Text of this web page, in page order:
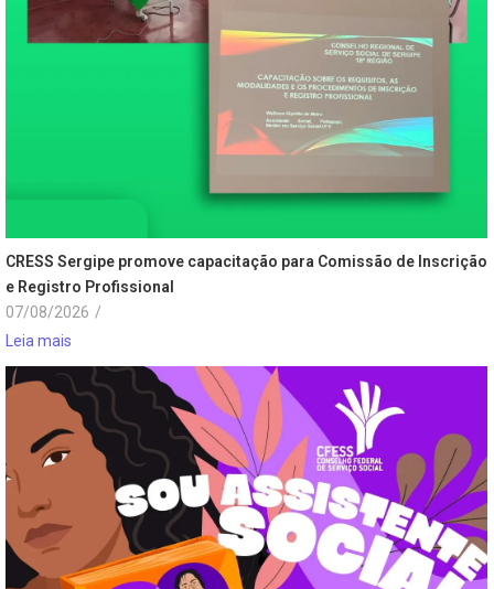
CRESS Sergipe promove capacitação para Comissão de Inscrição
e Registro Profissional
07/08/2026 /
Leia mais